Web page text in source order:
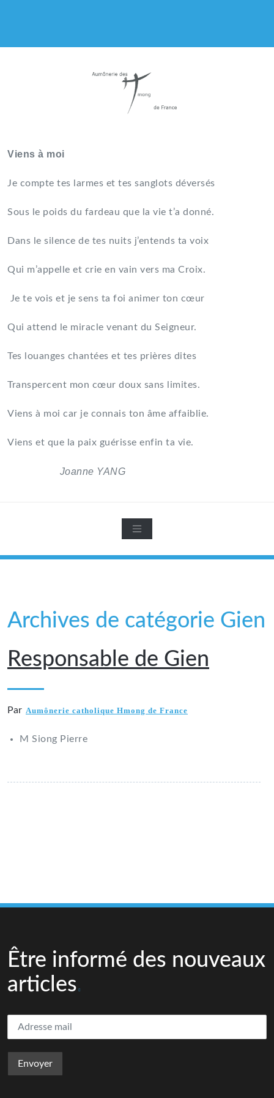
DES HMONG DE FRANCE
Viens à moi
Je compte tes larmes et tes sanglots déversés
Sous le poids du fardeau que la vie t’a donné.
Dans le silence de tes nuits j’entends ta voix
Qui m’appelle et crie en vain vers ma Croix.
Je te vois et je sens ta foi animer ton cœur
Qui attend le miracle venant du Seigneur.
Tes louanges chantées et tes prières dites
Transpercent mon cœur doux sans limites.
Viens à moi car je connais ton âme affaiblie.
Viens et que la paix guérisse enfin ta vie.
Joanne YANG
Archives de catégorie Gien
Responsable de Gien
Par Aumônerie catholique Hmong de France
M Siong Pierre
Être informé des nouveaux
articles